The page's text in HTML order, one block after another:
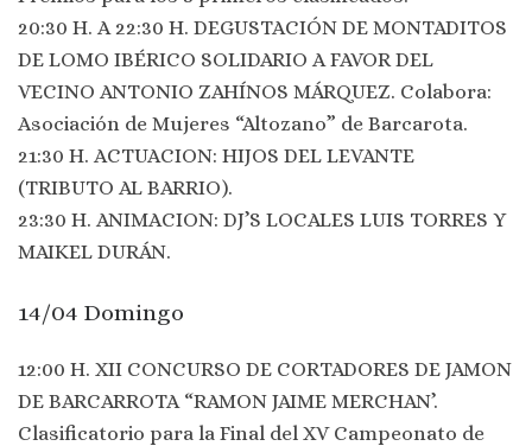
20:30 H. A 22:30 H. DEGUSTACIÓN DE MONTADITOS
DE LOMO IBÉRICO SOLIDARIO A FAVOR DEL
VECINO ANTONIO ZAHÍNOS MÁRQUEZ. Colabora:
Asociación de Mujeres “Altozano” de Barcarota.
21:30 H. ACTUACION: HIJOS DEL LEVANTE
(TRIBUTO AL BARRIO).
23:30 H. ANIMACION: DJ’S LOCALES LUIS TORRES Y
MAIKEL DURÁN.
14/04 Domingo
12:00 H. XII CONCURSO DE CORTADORES DE JAMON
DE BARCARROTA “RAMON JAIME MERCHAN’.
Clasificatorio para la Final del XV Campeonato de